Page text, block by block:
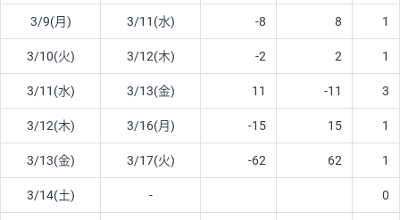
3/9(月) 3/11(水) -8 8 1
3/10(火) 3/12(木) -2 2 1
3/11(水) 3/13(金) 11 -11 3
3/12(木) 3/16(月) -15 15 1
3/13(金) 3/17(火) -62 62 1
3/14(土) - 0